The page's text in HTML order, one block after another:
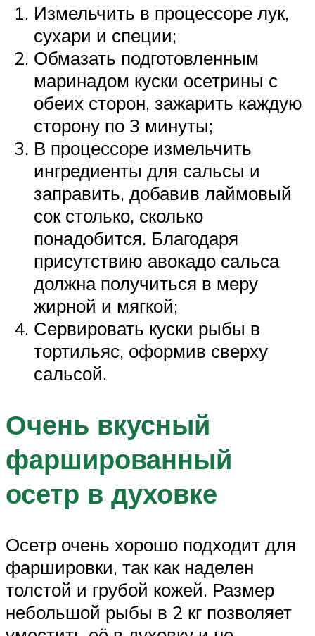
Измельчить в процессоре лук,
сухари и специи;
Обмазать подготовленным
маринадом куски осетрины с
обеих сторон, зажарить каждую
сторону по 3 минуты;
В процессоре измельчить
ингредиенты для сальсы и
заправить, добавив лаймовый
сок столько, сколько
понадобится. Благодаря
присутствию авокадо сальса
должна получиться в меру
жирной и мягкой;
Сервировать куски рыбы в
тортильяс, оформив сверху
сальсой.
Очень вкусный
фаршированный
осетр в духовке
Осетр очень хорошо подходит для
фаршировки, так как наделен
толстой и грубой кожей. Размер
небольшой рыбы в 2 кг позволяет